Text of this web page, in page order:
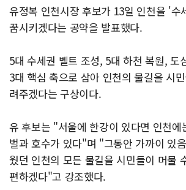
유정복 인천시장 후보가 13일 인천을 '수
꿈시키겠다는 공약을 발표했다.
5대 수세권 벨트 조성, 5대 하천 복원, 도
3대 핵심 축으로 삼아 인천의 물길을 시
려주겠다는 구상이다.
유 후보는 "서울에 한강이 있다면 인천에
벌과 호수가 있다"며 "그동안 가까이 있
웠던 인천의 모든 물길을 시민들이 머물
편하겠다"고 강조했다.